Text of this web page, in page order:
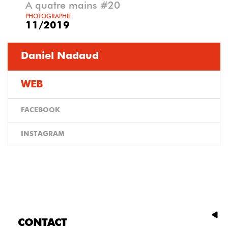
A quatre mains #20
PHOTOGRAPHIE
11/2019
Daniel Nadaud
WEB
FACEBOOK
INSTAGRAM
CONTACT